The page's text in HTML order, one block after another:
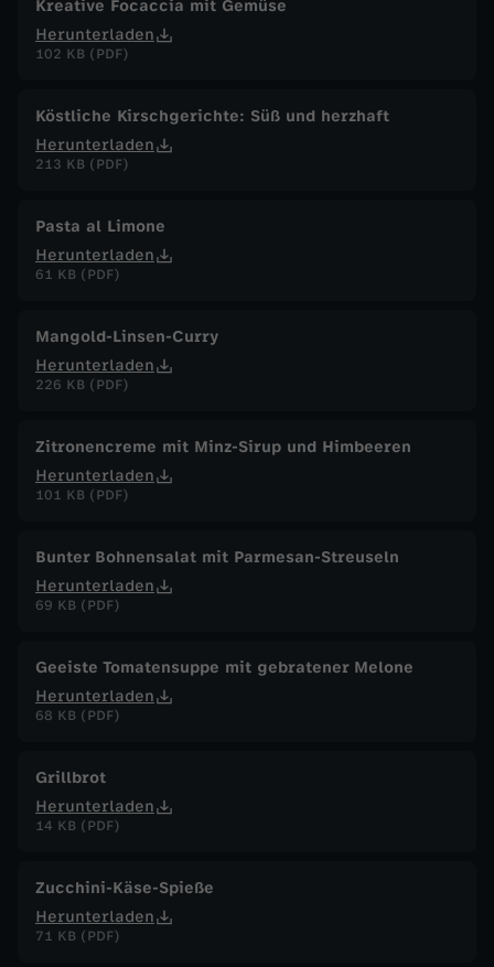
2
0
2
Kreative Focaccia mit Gemüse
Herunterladen
102 KB (PDF)
Köstliche Kirschgerichte: Süß und herzhaft
Herunterladen
213 KB (PDF)
Pasta al Limone
Herunterladen
61 KB (PDF)
Mangold-Linsen-Curry
Herunterladen
226 KB (PDF)
Zitronencreme mit Minz-Sirup und Himbeeren
Herunterladen
101 KB (PDF)
Bunter Bohnensalat mit Parmesan-Streuseln
Herunterladen
69 KB (PDF)
Geeiste Tomatensuppe mit gebratener Melone
Herunterladen
68 KB (PDF)
Grillbrot
Herunterladen
14 KB (PDF)
Zucchini-Käse-Spieße
Herunterladen
71 KB (PDF)